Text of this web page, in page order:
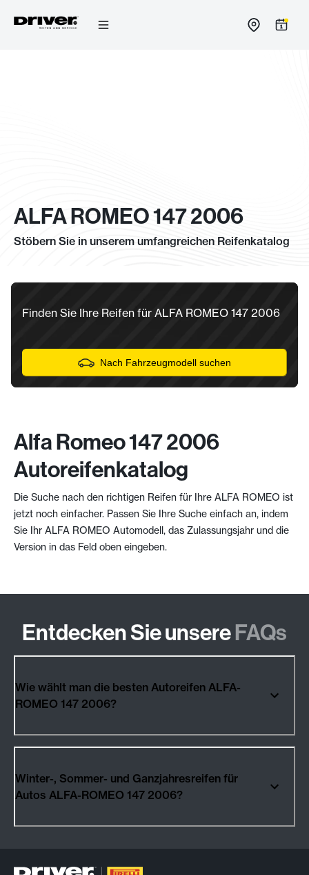
ALFA ROMEO 147 2006
Stöbern Sie in unserem umfangreichen Reifenkatalog
Finden Sie Ihre Reifen für ALFA ROMEO 147 2006
Nach Fahrzeugmodell suchen
Alfa Romeo 147 2006
Autoreifenkatalog
Die Suche nach den richtigen Reifen für Ihre ALFA ROMEO ist
jetzt noch einfacher. Passen Sie Ihre Suche einfach an, indem
Sie Ihr ALFA ROMEO Automodell, das Zulassungsjahr und die
Version in das Feld oben eingeben.
Entdecken Sie unsereFAQs
Wie wählt man die besten Autoreifen ALFA-
ROMEO 147 2006?
Winter-, Sommer- und Ganzjahresreifen für
Autos ALFA-ROMEO 147 2006?